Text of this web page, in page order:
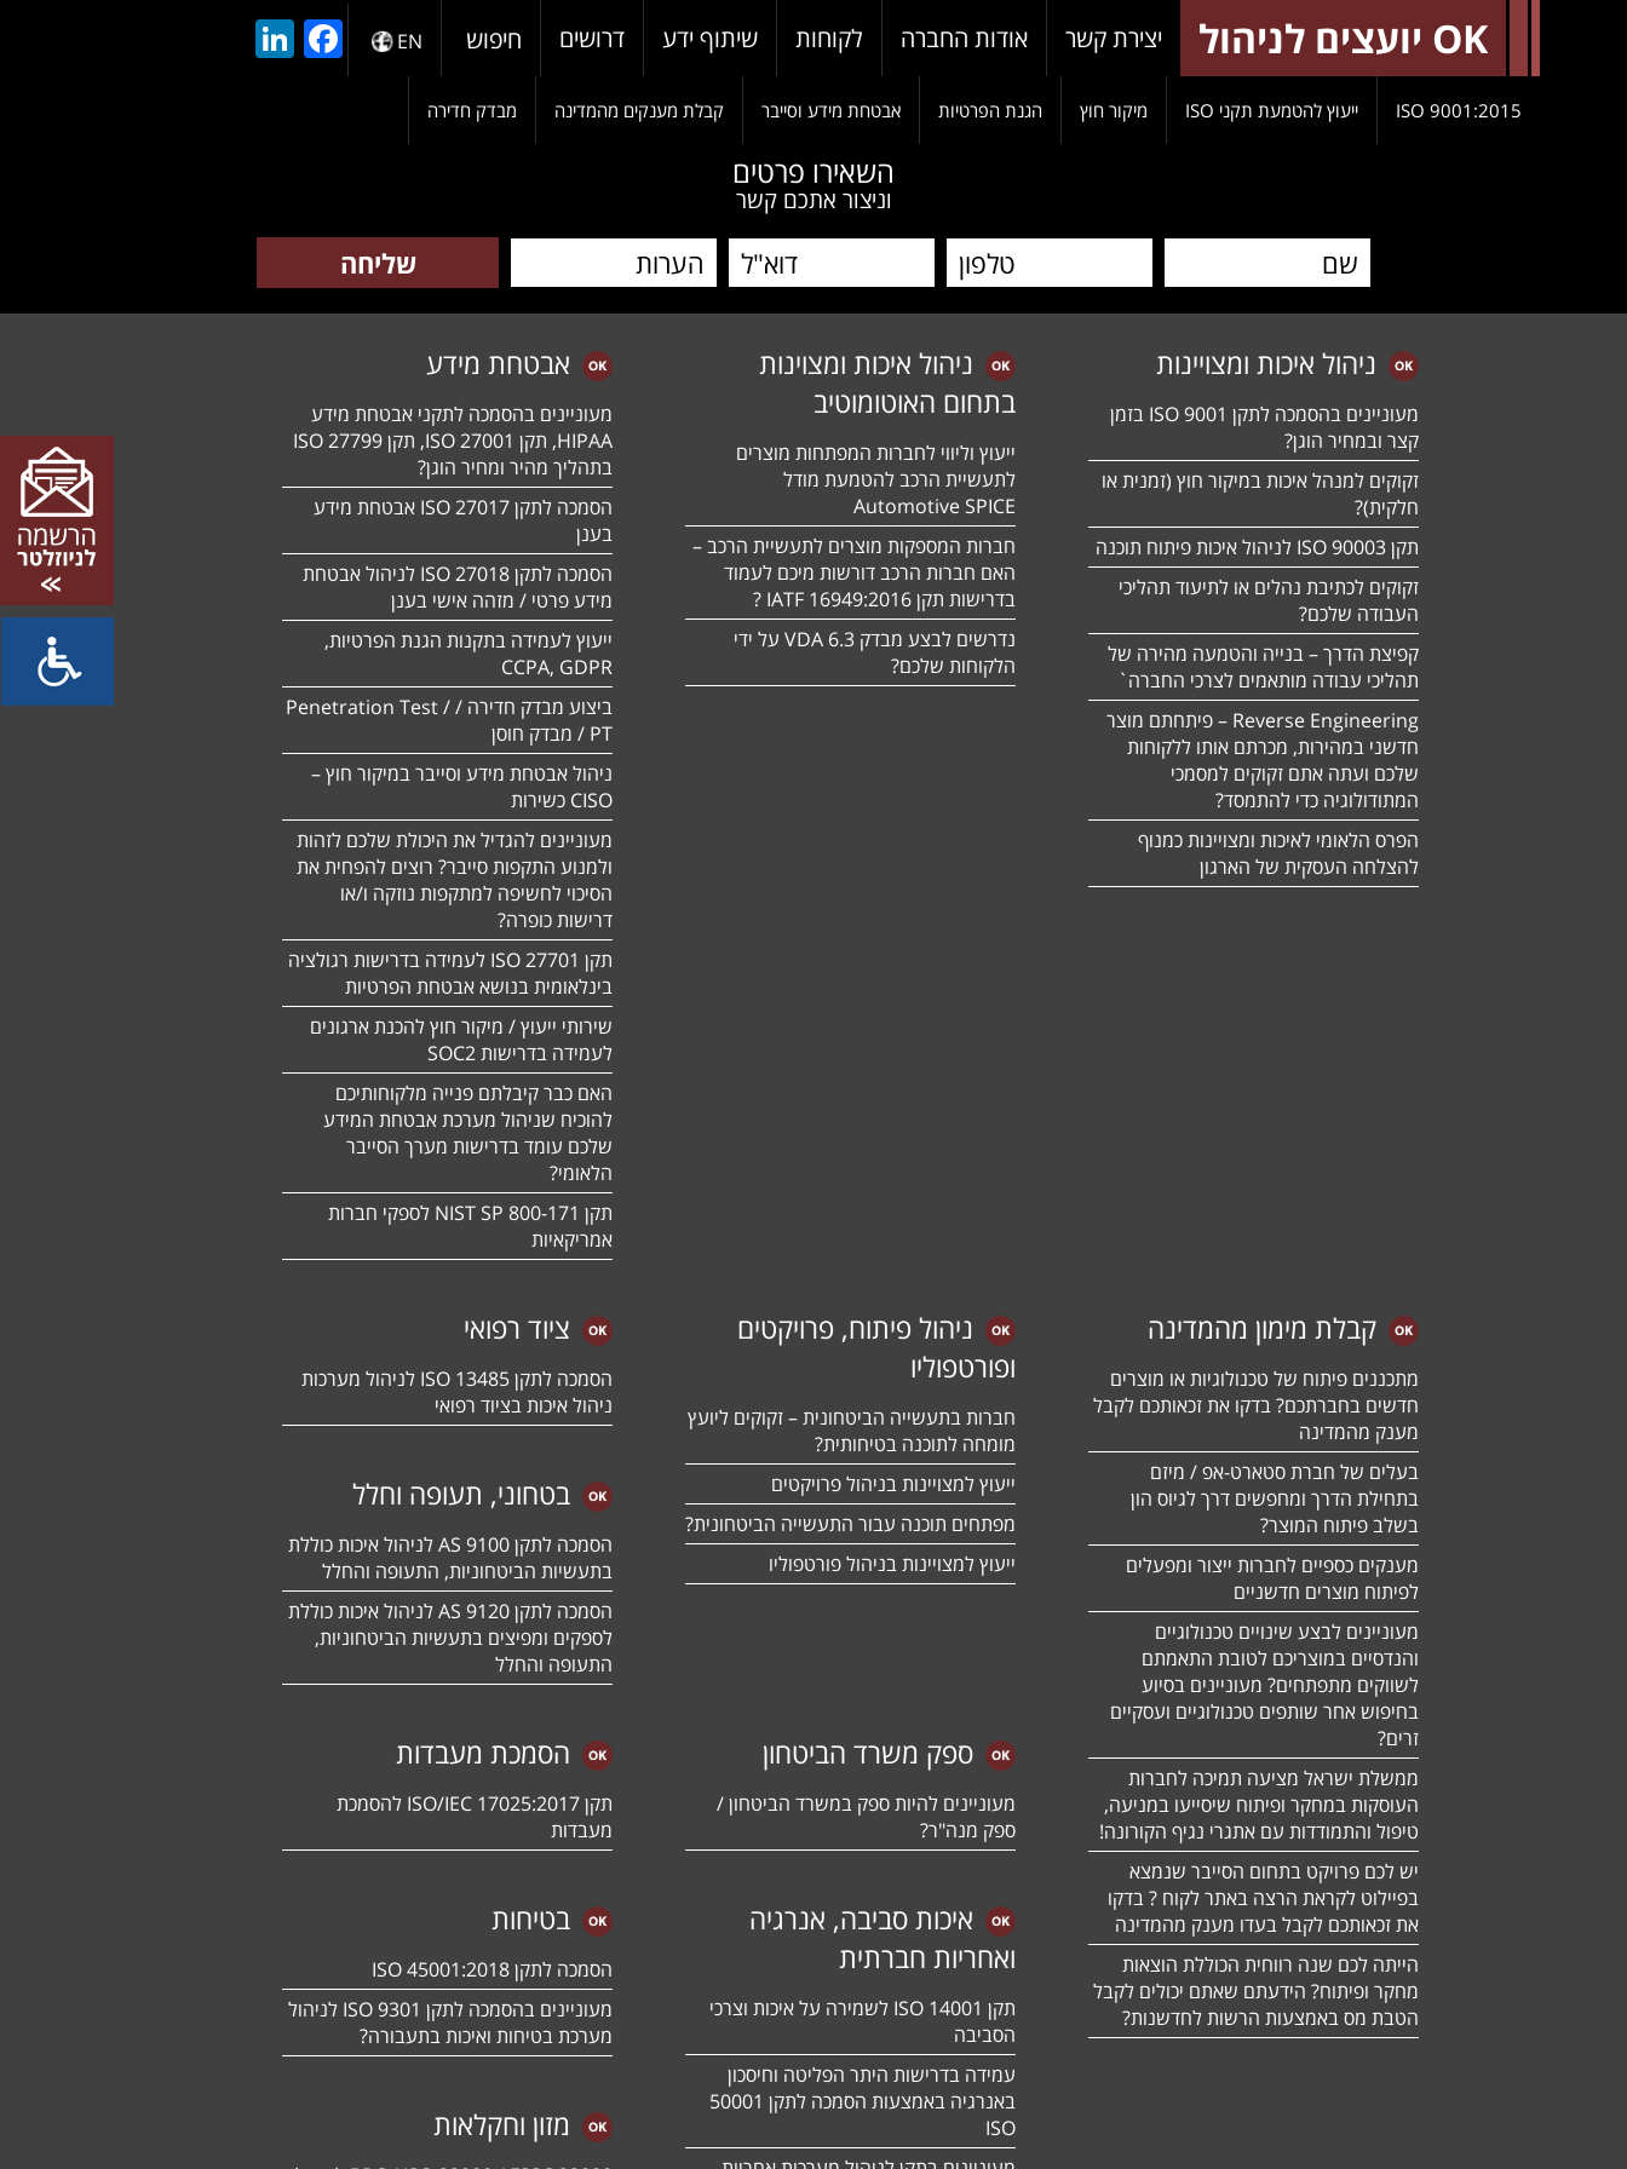
OK יועצים לניהול יצירת קשר אודות החברה לקוחות שיתוף ידע דרושים חיפוש EN
Facebook
9001:2015 ISO ייעוץ להטמעת תקני ISO מיקור חוץ הגנת הפרטיות אבטחת מידע וסייבר קבלת מענקים מהמדינה מבדק חדירה
השאירו פרטים
וניצור אתכם קשר
ניהול איכות ומצויינות
מעוניינים בהסמכה לתקן ISO 9001 בזמן
קצר ובמחיר הוגן?
זקוקים למנהל איכות במיקור חוץ (זמנית או
חלקית)?
תקן ISO 90003 לניהול איכות פיתוח תוכנה
זקוקים לכתיבת נהלים או לתיעוד תהליכי
העבודה שלכם?
קפיצת הדרך – בנייה והטמעה מהירה של
תהליכי עבודה מותאמים לצרכי החברה`
Reverse Engineering – פיתחתם מוצר
חדשני במהירות, מכרתם אותו ללקוחות
שלכם ועתה אתם זקוקים למסמכי
המתודולוגיה כדי להתמסד?
הפרס הלאומי לאיכות ומצויינות כמנוף
להצלחה העסקית של הארגון
ניהול איכות ומצוינות
בתחום האוטומוטיב
ייעוץ וליווי לחברות המפתחות מוצרים
לתעשיית הרכב להטמעת מודל
Automotive SPICE
חברות המספקות מוצרים לתעשיית הרכב –
האם חברות הרכב דורשות מיכם לעמוד
בדרישות תקן 16949:2016 IATF ?
נדרשים לבצע מבדק VDA 6.3 על ידי
הלקוחות שלכם?
אבטחת מידע
מעוניינים בהסמכה לתקני אבטחת מידע
בתהליך מהיר ומחיר הוגן?
הסמכה לתקן 27017 ISO אבטחת מידע
בענן
הסמכה לתקן ISO 27018 לניהול אבטחת
מידע פרטי / מזהה אישי בענן
ייעוץ לעמידה בתקנות הגנת הפרטיות,
CCPA, GDPR
ביצוע מבדק חדירה / Penetration Test /
PT / מבדק חוסן
ניהול אבטחת מידע וסייבר במיקור חוץ –
CISO כשירות
מעוניינים להגדיל את היכולת שלכם לזהות
ולמנוע התקפות סייבר? רוצים להפחית את
הסיכוי לחשיפה למתקפות נוזקה ו/או
דרישות כופרה?
תקן 27701 ISO לעמידה בדרישות רגולציה
בינלאומית בנושא אבטחת הפרטיות
שירותי ייעוץ / מיקור חוץ להכנת ארגונים
לעמידה בדרישות SOC2
האם כבר קיבלתם פנייה מלקוחותיכם
להוכיח שניהול מערכת אבטחת המידע
שלכם עומד בדרישות מערך הסייבר
הלאומי?
תקן NIST SP 800-171 לספקי חברות
אמריקאיות
קבלת מימון מהמדינה
מתכננים פיתוח של טכנולוגיות או מוצרים
חדשים בחברתכם? בדקו את זכאותכם לקבל
מענק מהמדינה
בעלים של חברת סטארט-אפ / מיזם
בתחילת הדרך ומחפשים דרך לגיוס הון
בשלב פיתוח המוצר?
מענקים כספיים לחברות ייצור ומפעלים
לפיתוח מוצרים חדשניים
מעוניינים לבצע שינויים טכנולוגיים
והנדסיים במוצריכם לטובת התאמתם
לשווקים מתפתחים? מעוניינים בסיוע
בחיפוש אחר שותפים טכנולוגיים ועסקיים
זרים?
ממשלת ישראל מציעה תמיכה לחברות
העוסקות במחקר ופיתוח שיסייעו במניעה,
טיפול והתמודדות עם אתגרי נגיף הקורונה!
יש לכם פרויקט בתחום הסייבר שנמצא
בפיילוט לקראת הרצה באתר לקוח ? בדקו
את זכאותכם לקבל בעדו מענק מהמדינה
הייתה לכם שנה רווחית הכוללת הוצאות
מחקר ופיתוח? הידעתם שאתם יכולים לקבל
הטבת מס באמצעות הרשות לחדשנות?
ניהול פיתוח, פרויקטים
ופורטפוליו
חברות בתעשייה הביטחונית – זקוקים ליועץ
מומחה לתוכנה בטיחותית?
ייעוץ למצויינות בניהול פרויקטים
מפתחים תוכנה עבור התעשייה הביטחונית?
ייעוץ למצויינות בניהול פורטפוליו
ציוד רפואי
הסמכה לתקן 13485 ISO לניהול מערכות
ניהול איכות בציוד רפואי
בטחוני, תעופה וחלל
הסמכה לתקן 9100 AS לניהול איכות כוללת
בתעשיות הביטחוניות, התעופה והחלל
הסמכה לתקן 9120 AS לניהול איכות כוללת
לספקים ומפיצים בתעשיות הביטחוניות,
התעופה והחלל
ספק משרד הביטחון
מעוניינים להיות ספק במשרד הביטחון /
ספק מנה"ר?
הסמכת מעבדות
תקן ISO/IEC 17025:2017 להסמכת
מעבדות
איכות סביבה, אנרגיה
ואחריות חברתית
תקן ISO 14001 לשמירה על איכות וצרכי
הסביבה
עמידה בדרישות היתר הפליטה וחיסכון
באנרגיה באמצעות הסמכה לתקן 50001
ISO
בטיחות
הסמכה לתקן ISO 45001:2018
מעוניינים בהסמכה לתקן ISO 9301 לניהול
מערכת בטיחות ואיכות בתעבורה?
מזון וחקלאות